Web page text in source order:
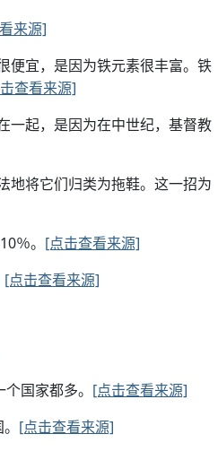
来源]
便宜，是因为铁元素很丰富。铁
查看来源]
一起，是因为在中世纪，基督教
地将它们归类为拖鞋。这一招为
％。 [点击查看来源]
[点击查看来源]
国家都多。 [点击查看来源]
[点击查看来源]